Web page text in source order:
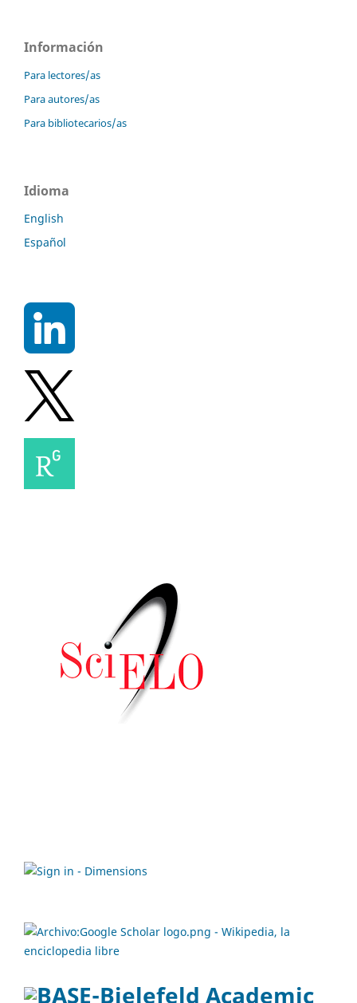
Información
Para lectores/as
Para autores/as
Para bibliotecarios/as
Idioma
English
Español